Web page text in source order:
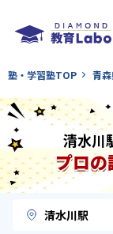
塾・学習塾TOP 青
清水川
プロ
清水川駅